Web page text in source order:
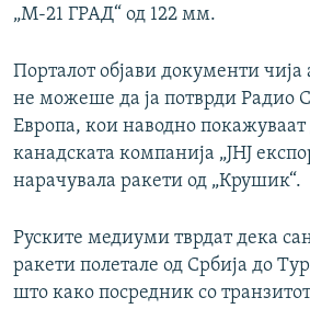
„М-21 ГРАД“ од 122 мм.
Порталот објави документи чија
не можеше да ја потврди Радио
Европа, кои наводно покажуваат
канадската компанија „ЈНЈ
нарачувала ракети од „Крушик“.
Руските медиуми тврдат дека
ракети полетале од Србија до
што како посредник со